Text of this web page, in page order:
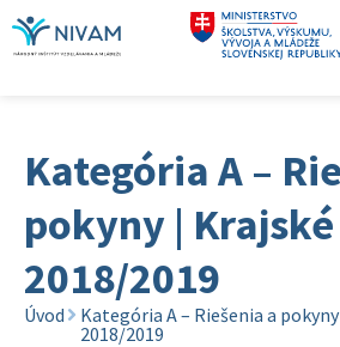
Kategória A –
pokyny |
2018/2019
Úvod
Kategória A – Riešenia a
2018/2019